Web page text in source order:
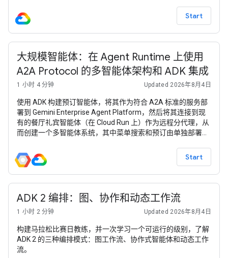
用本 Codelab 中的 Firebase 服务，您的 Firebase 项目必须采
用 随用随付 (Blaze) 定价方案
Start
大规模智能体：在 Agent Runtime 上使用
A2A Protocol 的多智能体架构和 ADK 集成
1 小时 4 分钟 Updated 2026年8月4日
使用 ADK 构建预订智能体，将其作为符合 A2A 标准的服务部
署到 Gemini Enterprise Agent Platform，然后将其连接到现
有的餐厅礼宾智能体（在 Cloud Run 上）作为远程分代理，从
而创建一个多智能体系统，其中菜单搜索和预订由单独部署的
Start
ADK 2 编排：图、协作和动态工作流
1 小时 2 分钟 Updated 2026年8月4日
构建马拉松比赛日教练，并一次学习一个可运行的级别，了解
ADK 2 的三种编排模式：图工作流、协作式智能体和动态工作
流。